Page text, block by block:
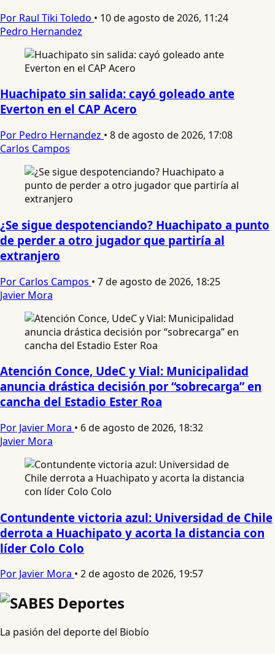
Por Raul Tiki Toledo • 10 de agosto de 2026, 11:24
Pedro Hernandez
Huachipato sin salida: cayó goleado ante
Everton en el CAP Acero
Por Pedro Hernandez • 8 de agosto de 2026, 17:08
Carlos Campos
¿Se sigue despotenciando? Huachipato a punto
de perder a otro jugador que partiría al
extranjero
Por Carlos Campos • 7 de agosto de 2026, 18:25
Javier Mora
Atención Conce, UdeC y Vial: Municipalidad
anuncia drástica decisión por “sobrecarga” en
cancha del Estadio Ester Roa
Por Javier Mora • 6 de agosto de 2026, 18:32
Javier Mora
Contundente victoria azul: Universidad de Chile
derrota a Huachipato y acorta la distancia con
líder Colo Colo
Por Javier Mora • 2 de agosto de 2026, 19:57
La pasión del deporte del Biobío